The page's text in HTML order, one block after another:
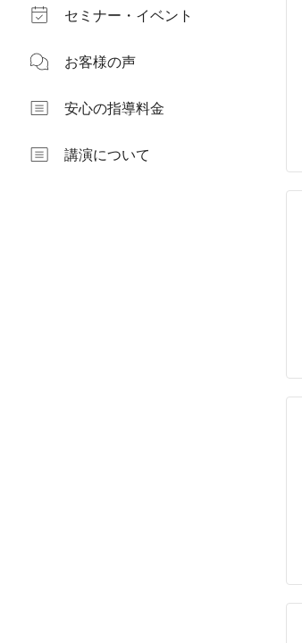
セミナー・イベント
お客様の声
安心の指導料金
講演について